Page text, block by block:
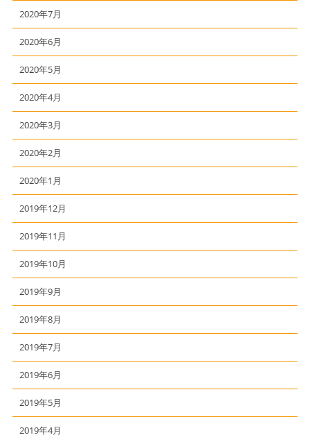
2020年7月
2020年6月
2020年5月
2020年4月
2020年3月
2020年2月
2020年1月
2019年12月
2019年11月
2019年10月
2019年9月
2019年8月
2019年7月
2019年6月
2019年5月
2019年4月